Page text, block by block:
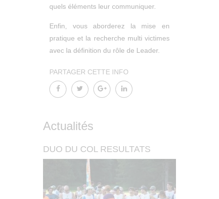
quels éléments leur communiquer.
Enfin, vous aborderez la mise en
pratique et la recherche multi victimes
avec la définition du rôle de Leader.
PARTAGER CETTE INFO
Actualités
DUO DU COL RESULTATS